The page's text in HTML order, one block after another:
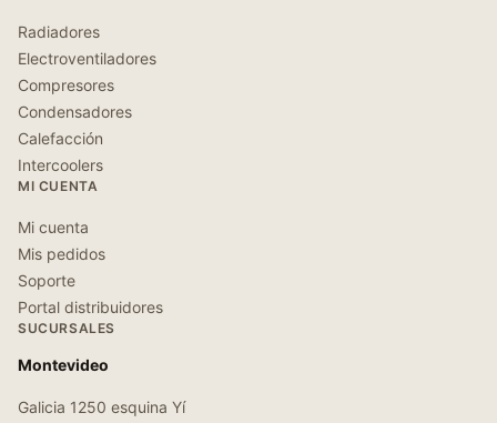
Radiadores
Electroventiladores
Compresores
Condensadores
Calefacción
Intercoolers
MI CUENTA
Mi cuenta
Mis pedidos
Soporte
Portal distribuidores
SUCURSALES
Montevideo
Galicia 1250 esquina Yí